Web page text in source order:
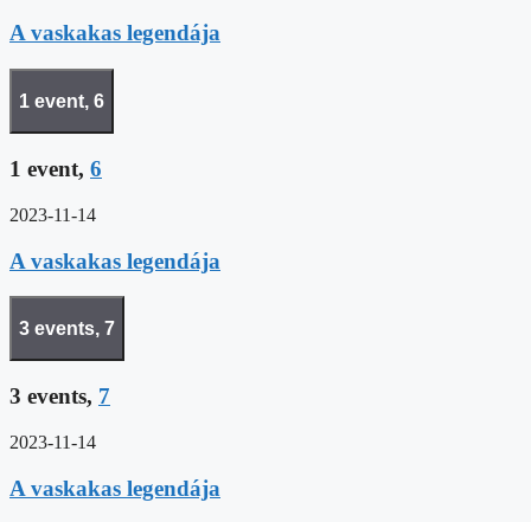
A vaskakas legendája
1 event, 6
1 event, 6
2023-11-14
A vaskakas legendája
3 events, 7
3 events, 7
2023-11-14
A vaskakas legendája